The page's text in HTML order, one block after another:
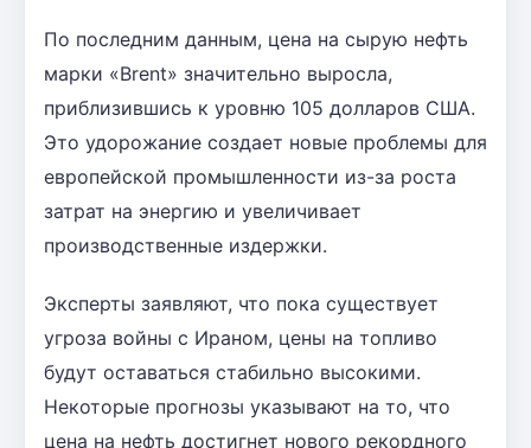
По последним данным, цена на сырую нефть
марки «Brent» значительно выросла,
приблизившись к уровню 105 долларов США.
Это удорожание создает новые проблемы для
европейской промышленности из-за роста
затрат на энергию и увеличивает
производственные издержки.
Эксперты заявляют, что пока существует
угроза войны с Ираном, цены на топливо
будут оставаться стабильно высокими.
Некоторые прогнозы указывают на то, что
цена на нефть достигнет нового рекордного